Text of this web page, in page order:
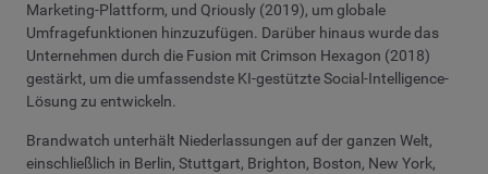
Marketing-Plattform, und Qriously (2019), um globale
Umfragefunktionen hinzuzufügen. Darüber hinaus wurde das
Unternehmen durch die Fusion mit Crimson Hexagon (2018)
gestärkt, um die umfassendste KI-gestützte Social-Intelligence-
Lösung zu entwickeln.
Brandwatch unterhält Niederlassungen auf der ganzen Welt,
einschließlich in Berlin, Stuttgart, Brighton, Boston, New York,